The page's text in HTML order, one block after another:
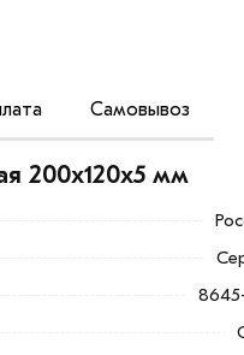
Самовывоз
предназначенный для
столбов и рекламных
сплавы из
по контактам указанным
200х120х5 мм